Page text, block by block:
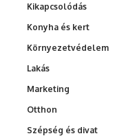
Kikapcsolódás
Konyha és kert
Környezetvédelem
Lakás
Marketing
Otthon
Szépség és divat